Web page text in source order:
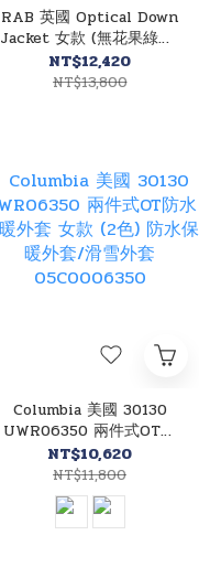
RAB 英國 Optical Down
Jacket 女款 (無花果綠色)
03RAQWI64
NT$12,420
NT$13,800
Columbia 美國 30130
UWR06350 兩件式OT防
水保暖外套 女款 (2色) 防
水保暖外套/滑雪外套
05C0006350
NT$10,620
NT$11,800